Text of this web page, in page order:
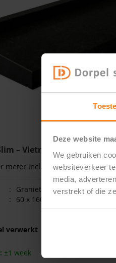
Deze website
We gebruiken
websiteverkeer
media,
verstrekt of die
– Vietnam black
meter incl. BTW
:
Graniet "Vietnam black"
: 60 x 160 x 30 mm
verwerkt
±1 week